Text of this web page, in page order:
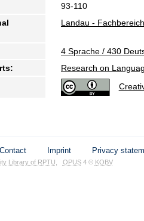
93-110
Landau -
4 Sprache / 430
Research on
Contact Imprint Privacy
Library of RPTU OPUS4 © KOBV